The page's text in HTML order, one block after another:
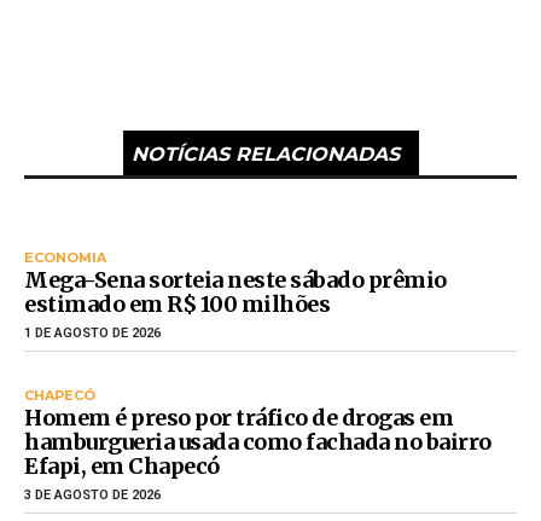
NOTÍCIAS RELACIONADAS
ECONOMIA
Mega-Sena sorteia neste sábado prêmio
estimado em R$ 100 milhões
1 DE AGOSTO DE 2026
CHAPECÓ
Homem é preso por tráfico de drogas em
hamburgueria usada como fachada no bairro
Efapi, em Chapecó
3 DE AGOSTO DE 2026